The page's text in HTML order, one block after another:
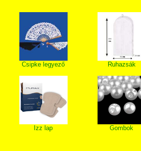
Csipke legyező Ruhazsák
Izz lap Gombok